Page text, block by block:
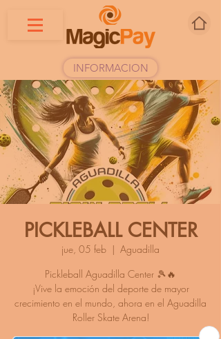
INFORMACION
PICKLEBALL CENTER
jue, 05 feb
  |
Aguadilla
Pickleball Aguadilla Center 🎾🔥
¡Vive la emoción del deporte de mayor
crecimiento en el mundo, ahora en el Aguadilla
Roller Skate Arena!